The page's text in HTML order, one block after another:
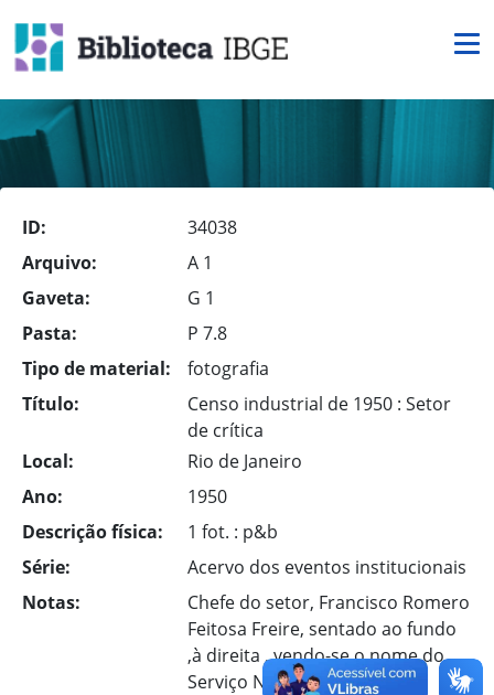
ID:
34038
Arquivo:
A 1
Gaveta:
G 1
Pasta:
P 7.8
Tipo de material:
fotografia
Título:
Censo industrial de 1950 : Setor
de crítica
Local:
Rio de Janeiro
Ano:
1950
Descrição física:
1 fot. : p&b
Série:
Acervo dos eventos institucionais
Notas:
Chefe do setor, Francisco Romero
Feitosa Freire, sentado ao fundo
,à direita , vendo-se o nome do
Serviço Nacional de